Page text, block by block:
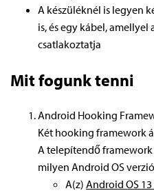
A készüléknél is legyen
is, és egy kábel,
csatlakoztatja
Mit fogunk tenni
Android Hooking
Két hooking framework
A telepítendő
milyen Android OS
A(z) Android OS